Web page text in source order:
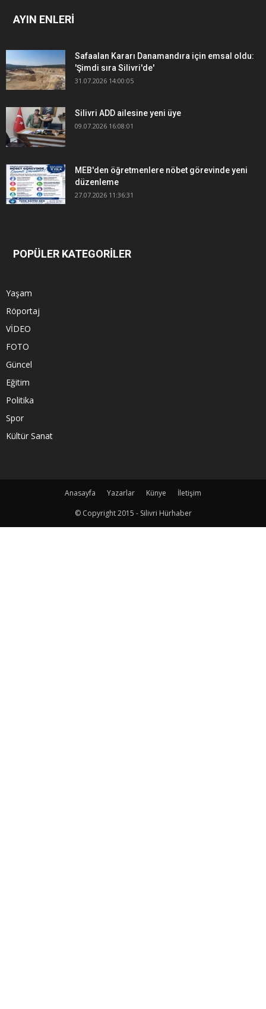
AYIN ENLERİ
Safaalan Kararı Danamandıra için emsal oldu:
'Şimdi sıra Silivri'de'
31.07.2026 14:00:05
Silivri ADD ailesine yeni üye
09.07.2026 16:08:01
MEB'den öğretmenlere nöbet görevinde yeni
düzenleme
27.07.2026 11:36:31
POPÜLER KATEGORİLER
Yaşam
Röportaj
VİDEO
FOTO
Güncel
Eğitim
Politika
Spor
Kültür Sanat
Anasayfa Yazarlar Künye
İletişim
© Copyright 2015 - Silivri Hürhaber